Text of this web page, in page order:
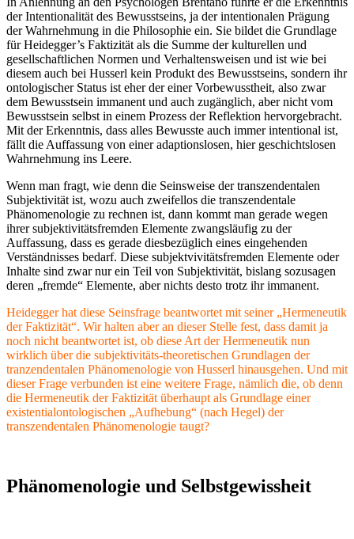
der Intentionalität des Bewusstseins, ja der intentionalen Prägung
der Wahrnehmung in die Philosophie ein. Sie bildet die Grundlage
für Heidegger’s Faktizität als die Summe der kulturellen und
gesellschaftlichen Normen und Verhaltensweisen und ist wie bei
diesem auch bei Husserl kein Produkt des Bewusstseins, sondern ihr
ontologischer Status ist eher der einer Vorbewusstheit, also zwar
dem Bewusstsein immanent und auch zugänglich, aber nicht vom
Bewusstsein selbst in einem Prozess der Reflektion hervorgebracht.
Mit der Erkenntnis, dass alles Bewusste auch immer intentional ist,
fällt die Auffassung von einer adaptionslosen, hier geschichtslosen
Wahrnehmung ins Leere.
Wenn man fragt, wie denn die Seinsweise der transzendentalen
Subjektivität ist, wozu auch zweifellos die transzendentale
Phänomenologie zu rechnen ist, dann kommt man gerade wegen
ihrer subjektivitätsfremden Elemente zwangsläufig zu der
Auffassung, dass es gerade diesbezüglich eines eingehenden
Verständnisses bedarf. Diese subjektvivitätsfremden Elemente oder
Inhalte sind zwar nur ein Teil von Subjektivität, bislang sozusagen
deren „fremde“ Elemente, aber nichts desto trotz ihr immanent.
Heidegger hat diese Seinsfrage beantwortet mit seiner „Hermeneutik
der Faktizität“. Wir halten aber an dieser Stelle fest, dass damit ja
noch nicht beantwortet ist, ob diese Art der Hermeneutik nun
wirklich über die subjektivitäts-theoretischen Grundlagen der
tranzendentalen Phänomenologie von Husserl hinausgehen. Und mit
dieser Frage verbunden ist eine weitere Frage, nämlich die, ob denn
die Hermeneutik der Faktizität überhaupt als Grundlage einer
existentialontologischen „Aufhebung“ (nach Hegel) der
transzendentalen Phänomenologie taugt?
Phänomenologie und Selbstgewissheit